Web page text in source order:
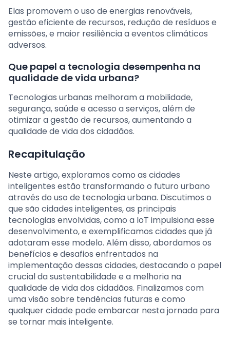
Elas promovem o uso de energias renováveis,
gestão eficiente de recursos, redução de resíduos e
emissões, e maior resiliência a eventos climáticos
adversos.
Que papel a tecnologia desempenha na
qualidade de vida urbana?
Tecnologias urbanas melhoram a mobilidade,
segurança, saúde e acesso a serviços, além de
otimizar a gestão de recursos, aumentando a
qualidade de vida dos cidadãos.
Recapitulação
Neste artigo, exploramos como as cidades
inteligentes estão transformando o futuro urbano
através do uso de tecnologia urbana. Discutimos o
que são cidades inteligentes, as principais
tecnologias envolvidas, como a IoT impulsiona esse
desenvolvimento, e exemplificamos cidades que já
adotaram esse modelo. Além disso, abordamos os
benefícios e desafios enfrentados na
implementação dessas cidades, destacando o papel
crucial da sustentabilidade e a melhoria na
qualidade de vida dos cidadãos. Finalizamos com
uma visão sobre tendências futuras e como
qualquer cidade pode embarcar nesta jornada para
se tornar mais inteligente.